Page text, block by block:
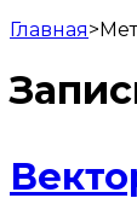
Главная>